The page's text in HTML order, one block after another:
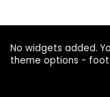
No widgets added.
theme options -